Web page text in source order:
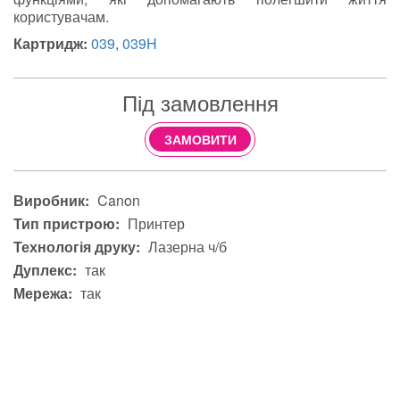
користувачам.
Картридж: 039, 039H
Під замовлення
ЗАМОВИТИ
Виробник: Canon
Тип пристрою: Принтер
Технологія друку: Лазерна ч/б
Дуплекс: так
Мережа: так